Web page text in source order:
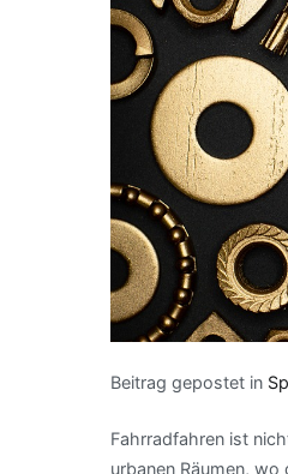
Beitrag gepostet in
Fahrradfahren ist
urbanen Räumen,